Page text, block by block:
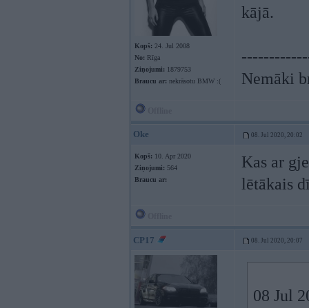
Kopš: 24. Jul 2008
No: Rīga
Ziņojumi: 1879753
Braucu ar: nekrāsotu BMW :(
kājā.
Nemāki
Oke 08. Jul 2020, 20:02
Kopš: 10. Apr 2020
Ziņojumi: 564
Braucu ar:
Kas ar
lētākais
CP17 08. Jul 2020, 20:07
08 Jul